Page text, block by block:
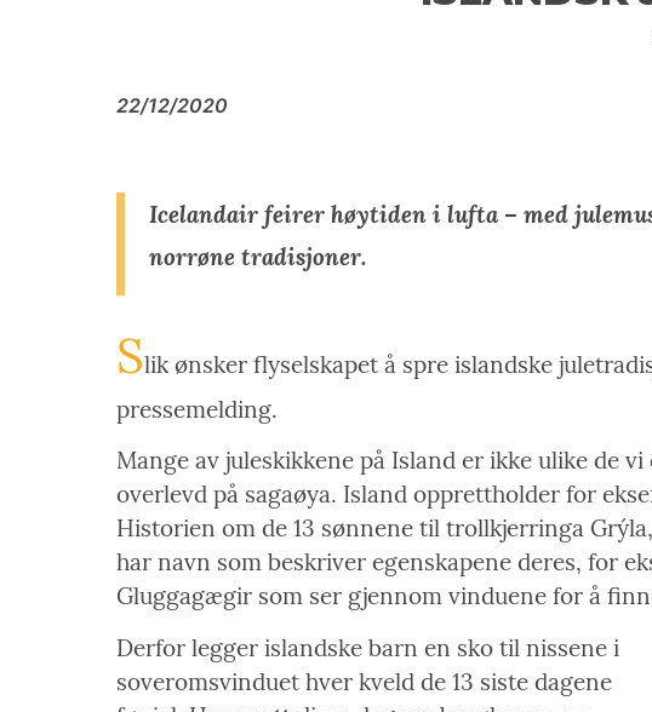
22/12/2020
Icelandair feirer høytiden i lufta – med
norrøne tradisjoner.
Slik ønsker flyselskapet å spre islandske
pressemelding.
Mange av juleskikkene på Island er ikke ulike de
overlevd på sagaøya. Island opprettholder for
Historien om de 13 sønnene til trollkjerringa
har navn som beskriver egenskapene deres, for
Gluggagægir som ser gjennom vinduene for å
Derfor legger islandske barn en sko til nissene i
soveromsvinduet hver kveld de 13 siste dagene